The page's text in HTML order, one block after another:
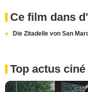
Ce film dans
Die Zitadelle von San
Top actus